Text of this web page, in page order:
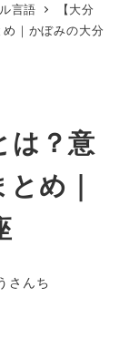
言語
【大分
｜かぼみの大分
は？意
め｜
さんち